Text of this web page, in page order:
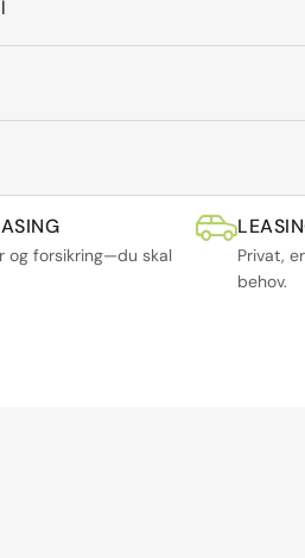
og forsikring—du skal
Privat,
behov.